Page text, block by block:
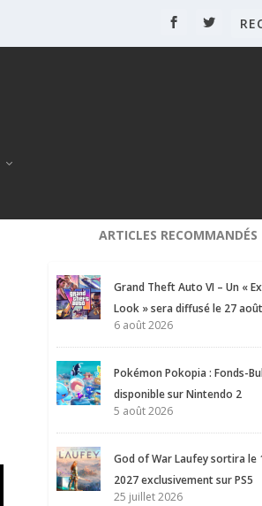
ARTICLES RECOMMANDÉS
Grand Theft Auto VI – Un «
Look » sera diffusé le 27 août
6 août 2026
Pokémon Pokopia : Fonds-
disponible sur Nintendo 2
5 août 2026
God of War Laufey sortira le
2027 exclusivement sur PS5
25 juillet 2026